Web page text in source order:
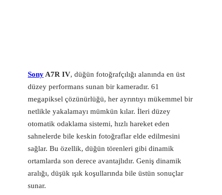
SonyA7R IV, düğün fotoğrafçılığı alanında en üst
düzey performans sunan bir kameradır. 61
megapiksel çözünürlüğü, her ayrıntıyı mükemmel bir
netlikle yakalamayı mümkün kılar. İleri düzey
otomatik odaklama sistemi, hızlı hareket eden
sahnelerde bile keskin fotoğraflar elde edilmesini
sağlar. Bu özellik, düğün törenleri gibi dinamik
ortamlarda son derece avantajlıdır. Geniş dinamik
aralığı, düşük ışık koşullarında bile üstün sonuçlar
sunar.